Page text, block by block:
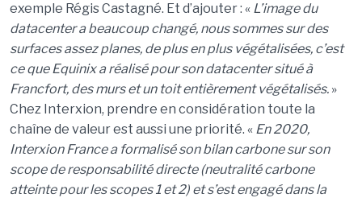
exemple Régis Castagné. Et d’ajouter : « L’image du
datacenter a beaucoup changé, nous sommes sur des
surfaces assez planes, de plus en plus végétalisées, c’est
ce que Equinix a réalisé pour son datacenter situé à
Francfort, des murs et un toit entièrement végétalisés.»
Chez Interxion, prendre en considération toute la
chaîne de valeur est aussi une priorité. « En 2020,
Interxion France a formalisé son bilan carbone sur son
scope de responsabilité directe (neutralité carbone
atteinte pour les scopes 1 et 2) et s’est engagé dans la